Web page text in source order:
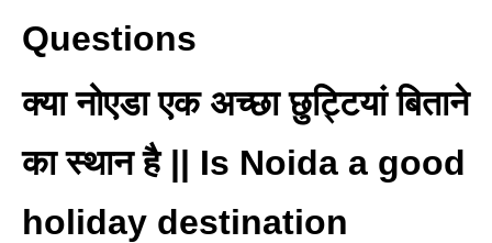
Questions
क्या नोएडा एक अच्छा छुट्टियां बिताने
का स्थान है || Is Noida a good
holiday destination